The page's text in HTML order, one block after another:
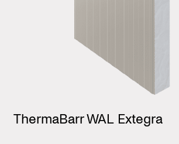
ThermaBarr WAL Extegra